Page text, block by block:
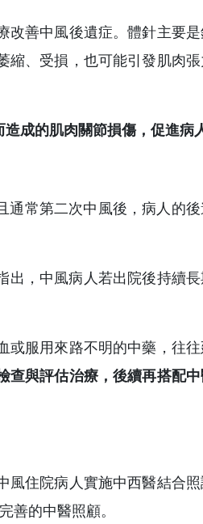
改善中風後遺症。體針主要
縮、受損，也可能引發肌肉
成的肌肉關節損傷，促進病
通常第二次中風後，病人的
出，中風病人若出院後持續
或服用來路不明的中藥，往
查與評估治療，後續再搭配
風住院病人實施中西醫結合
善的中醫照顧。